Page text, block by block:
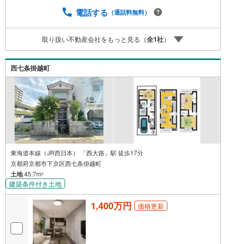
電話する （通話料無料）
取り扱い不動産会社をもっと見る（全1社）
西七条掛越町
東海道本線（JR西日本） 「西大路」駅 徒歩17分
京都府京都市下京区西七条掛越町
土地45.7m2
建築条件付き土地
1,400万円 価格更新